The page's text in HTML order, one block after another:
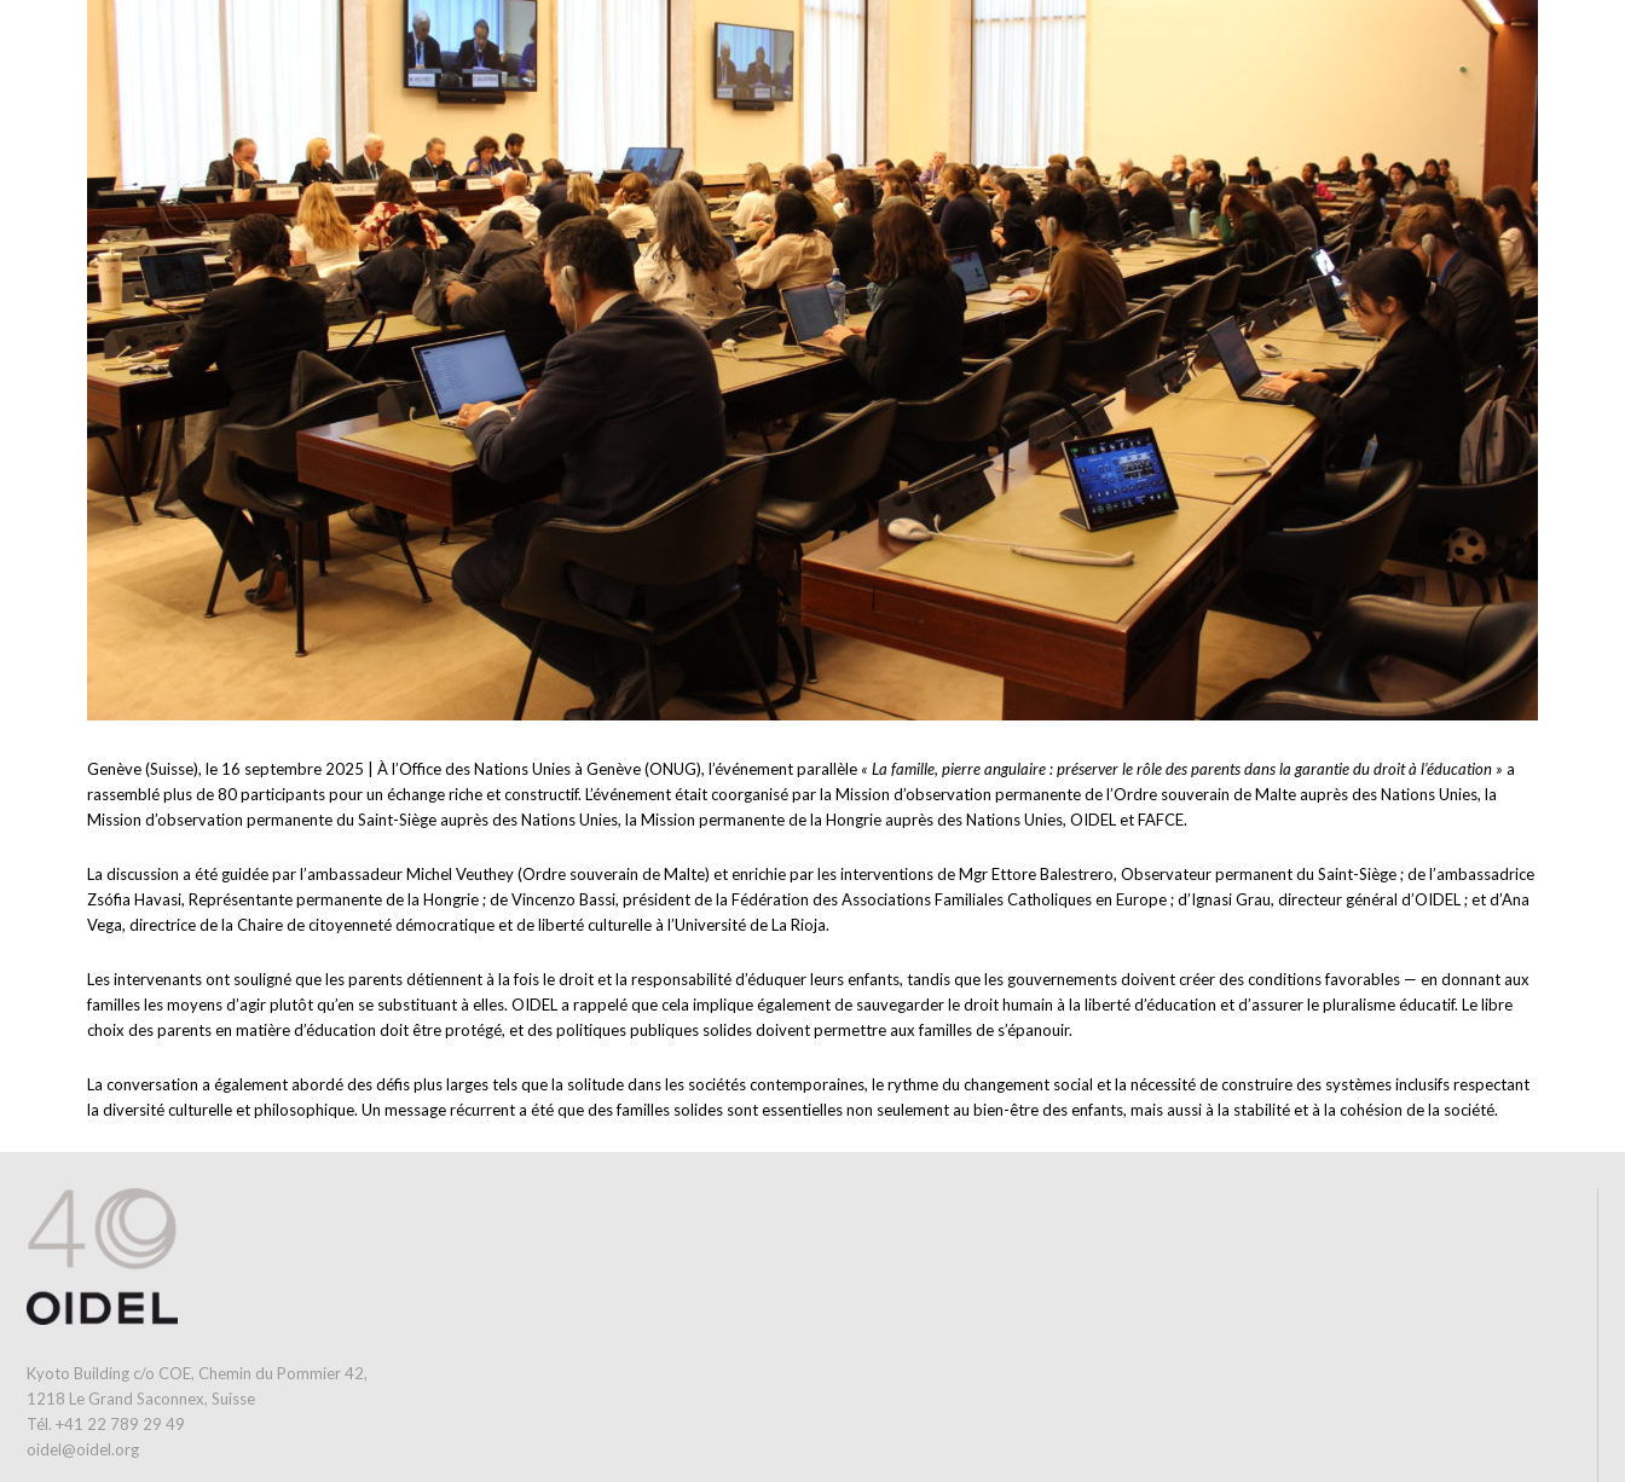
Genève (Suisse), le 16 septembre 2025 | À l’Office des Nations Unies à Genève (ONUG), l’événement parallèle « La famille, pierre angulaire : préserver le rôle des parents dans la garantie du droit à l’éducation » a
rassemblé plus de 80 participants pour un échange riche et constructif. L’événement était coorganisé par la Mission d’observation permanente de l’Ordre souverain de Malte auprès des Nations Unies, la
Mission d’observation permanente du Saint-Siège auprès des Nations Unies, la Mission permanente de la Hongrie auprès des Nations Unies, OIDEL et FAFCE.
La discussion a été guidée par l’ambassadeur Michel Veuthey (Ordre souverain de Malte) et enrichie par les interventions de Mgr Ettore Balestrero, Observateur permanent du Saint-Siège ; de l’ambassadrice
Zsófia Havasi, Représentante permanente de la Hongrie ; de Vincenzo Bassi, président de la Fédération des Associations Familiales Catholiques en Europe ; d’Ignasi Grau, directeur général d’OIDEL ; et d’Ana
Vega, directrice de la Chaire de citoyenneté démocratique et de liberté culturelle à l’Université de La Rioja.
Les intervenants ont souligné que les parents détiennent à la fois le droit et la responsabilité d’éduquer leurs enfants, tandis que les gouvernements doivent créer des conditions favorables — en donnant aux
familles les moyens d’agir plutôt qu’en se substituant à elles. OIDEL a rappelé que cela implique également de sauvegarder le droit humain à la liberté d’éducation et d’assurer le pluralisme éducatif. Le libre
choix des parents en matière d’éducation doit être protégé, et des politiques publiques solides doivent permettre aux familles de s’épanouir.
La conversation a également abordé des défis plus larges tels que la solitude dans les sociétés contemporaines, le rythme du changement social et la nécessité de construire des systèmes inclusifs respectant
la diversité culturelle et philosophique. Un message récurrent a été que des familles solides sont essentielles non seulement au bien-être des enfants, mais aussi à la stabilité et à la cohésion de la société.
Kyoto Building c/o COE, Chemin du Pommier 42,
1218 Le Grand Saconnex, Suisse
Tél. +41 22 789 29 49
oidel@oidel.org